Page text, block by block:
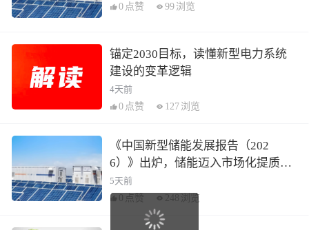
0 点赞 99 浏览
锚定2030目标，读懂新型电力系统
建设的变革逻辑
4天前
0 点赞 127 浏览
《中国新型储能发展报告（202
6）》出炉，储能迈入市场化提质新
阶段
5天前
点赞 248 浏览